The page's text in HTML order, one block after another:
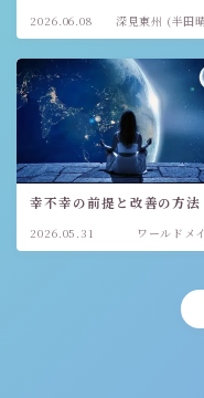
2026.06.08
深見東州 (半田
久)
幸不幸の前提と改善の方法
2026.05.31 ワールドメ